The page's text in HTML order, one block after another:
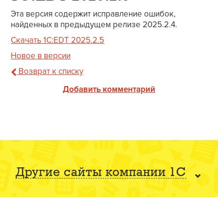
Эта версия содержит исправление ошибок,
найденных в предыдущем релизе 2025.2.4.
Скачать 1C:EDT 2025.2.5
Новое в версии
Возврат к списку
Добавить комментарий
Другие сайты компании 1С